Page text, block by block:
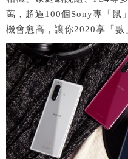
萬，超過100個Sony專「鼠
機會愈高，讓你2020享「數